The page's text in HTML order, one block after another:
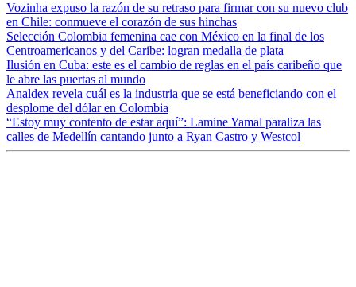
Vozinha expuso la razón de su retraso para firmar con su nuevo club
en Chile: conmueve el corazón de sus hinchas
Selección Colombia femenina cae con México en la final de los
Centroamericanos y del Caribe: logran medalla de plata
Ilusión en Cuba: este es el cambio de reglas en el país caribeño que
le abre las puertas al mundo
Analdex revela cuál es la industria que se está beneficiando con el
desplome del dólar en Colombia
“Estoy muy contento de estar aquí”: Lamine Yamal paraliza las
calles de Medellín cantando junto a Ryan Castro y Westcol